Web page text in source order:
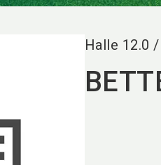
Halle 12.0 /